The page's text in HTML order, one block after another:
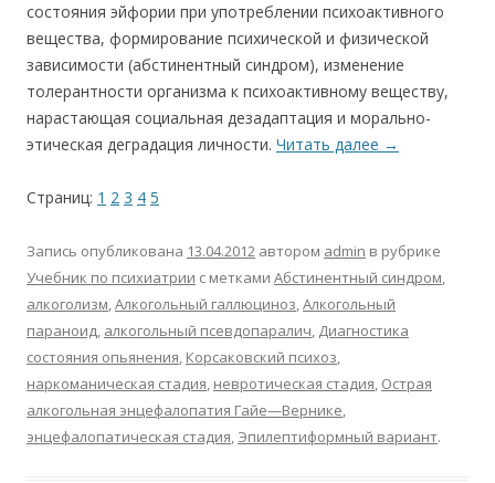
состояния эйфории при употреблении психоактивного
вещества, формирование психической и физической
зависимости (абстинентный синдром), изменение
толерантности организма к психоактивному веществу,
нарастающая социальная дезадаптация и морально-
этическая деградация личности. Читать далее →
Страниц: 1 2 3 4 5
Запись опубликована 13.04.2012 автором admin в рубрике
Учебник по психиатрии с метками Абстинентный синдром,
алкоголизм,Алкогольный галлюциноз,Алкогольный
параноид, алкогольный псевдопаралич, Диагностика
состояния опьянения, Корсаковский психоз,
наркоманическая стадия, невротическая стадия, Острая
алкогольная энцефалопатия Гайе—Вернике,
энцефалопатическая стадия, Эпилептиформный вариант.